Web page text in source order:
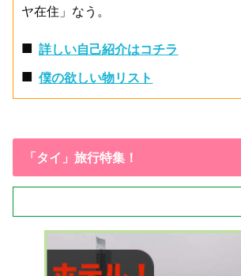
ヤ在住」なう。
■詳しい自己紹介はコチラ
■僕の欲しい物リスト
「タイ」旅行特集！